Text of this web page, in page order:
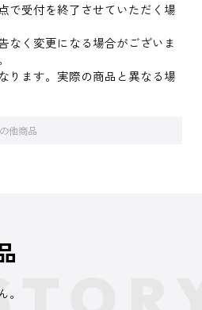
で受付を終了させていただく場
なく変更になる場合がございま
ります。実際の商品と異なる場
他商品